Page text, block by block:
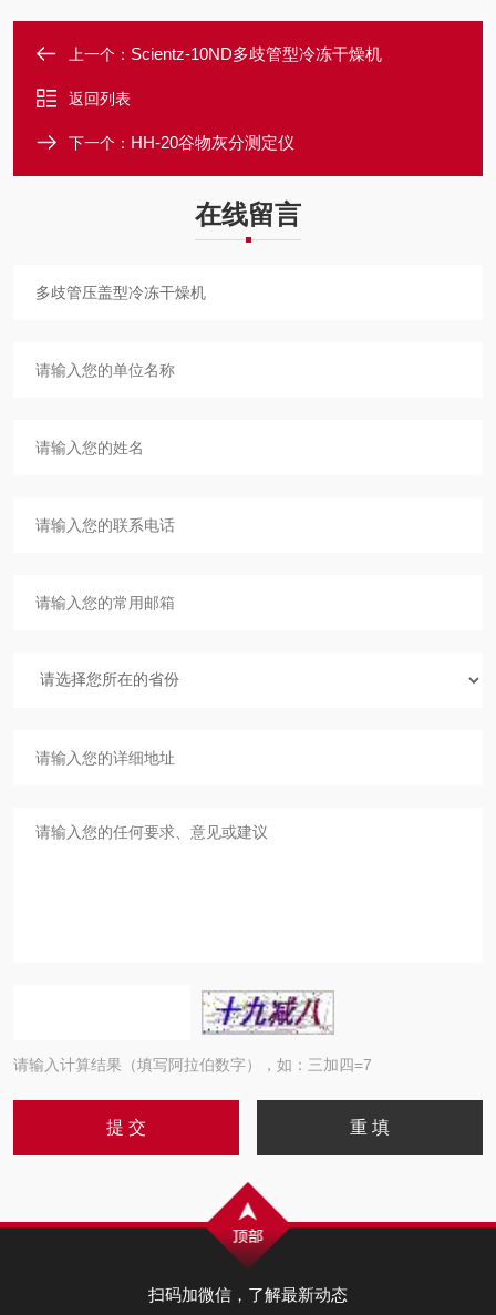
上一个： Scientz-10ND多歧管型冷冻干燥机
返回列表
下一个： HH-20谷物灰分测定仪
在线留言
请输入计算结果（填写阿拉伯数字），如：三加四=7
扫码加微信，了解最新动态